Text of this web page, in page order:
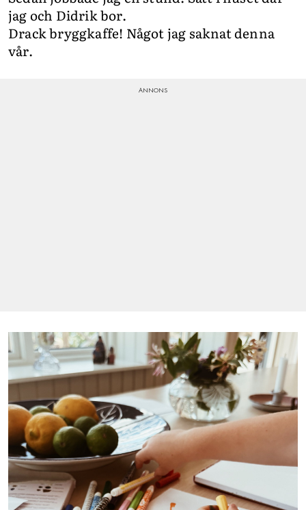
jag och Didrik bor.
Drack bryggkaffe! Något jag saknat denna
vår.